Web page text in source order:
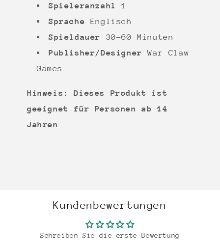
Spieleranzahl1
Sprache Englisch
Spieldauer 30-60 Minuten
Publisher/DesignerWar Claw
Games
Hinweis: Dieses Produkt ist
geeignet für Personen ab 14
Jahren
Kundenbewertungen
Schreiben Sie die erste Bewertung